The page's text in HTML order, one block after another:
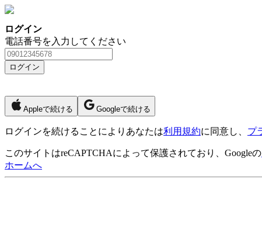
ログイン
電話番号を入力してください
ログイン
Appleで続ける Googleで続ける
ログインを続けることによりあなたは利用規約に同意し、 プ
このサイトはreCAPTCHAによって保護されており、Googleの
ホームへ